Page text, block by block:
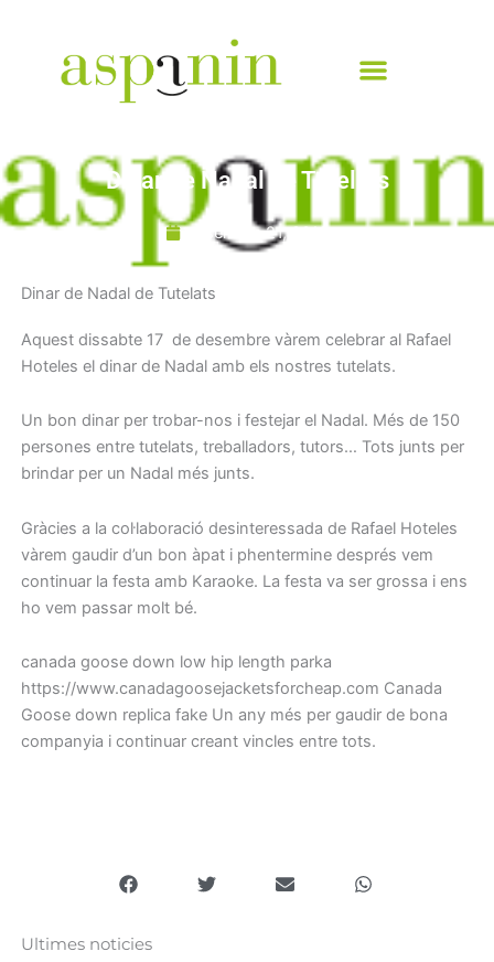
contingut
Dinar de Nadal de Tutelats
desembre 21, 2016
Dinar de Nadal de Tutelats
Aquest dissabte 17 de desembre vàrem celebrar al Rafael
Hoteles el dinar de Nadal amb els nostres tutelats.
Un bon dinar per trobar-nos i festejar el Nadal. Més de 150
persones entre tutelats, treballadors, tutors… Tots junts per
brindar per un Nadal més junts.
Gràcies a la col·laboració desinteressada de Rafael Hoteles
vàrem gaudir d’un bon àpat i phentermine després vem
continuar la festa amb Karaoke. La festa va ser grossa i ens
ho vem passar molt bé.
canada goose down low hip length parka
https://www.canadagoosejacketsforcheap.com Canada
Goose down replica fake Un any més per gaudir de bona
companyia i continuar creant vincles entre tots.
Ultimes noticies